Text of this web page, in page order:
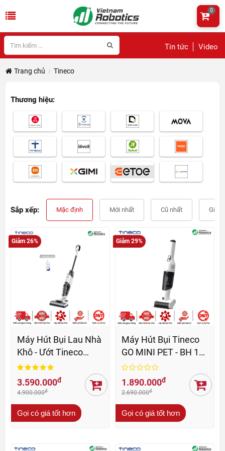
Tin tức Video
0
Trang chủ Tineco
Thương hiệu:
Sắp xếp: Mặc định Mới nhất Cũ nhất Giá
Giảm 26%
Máy Hút Bụi Lau Nhà
Khô - Ướt Tineco
iFloor 2 Max - BH 12
th
3.590.000đ
4.900.000đ
Gọi có giá tốt hơn
Giảm 29%
Máy Hút Bụi Tineco
GO MINI PET - BH 12
Th
1.890.000đ
2.690.000đ
Gọi có giá tốt hơn